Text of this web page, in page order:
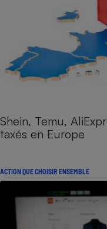
Shein, Temu,
taxés en Europe
ACTION QUE CHOISIR ENSEMBLE